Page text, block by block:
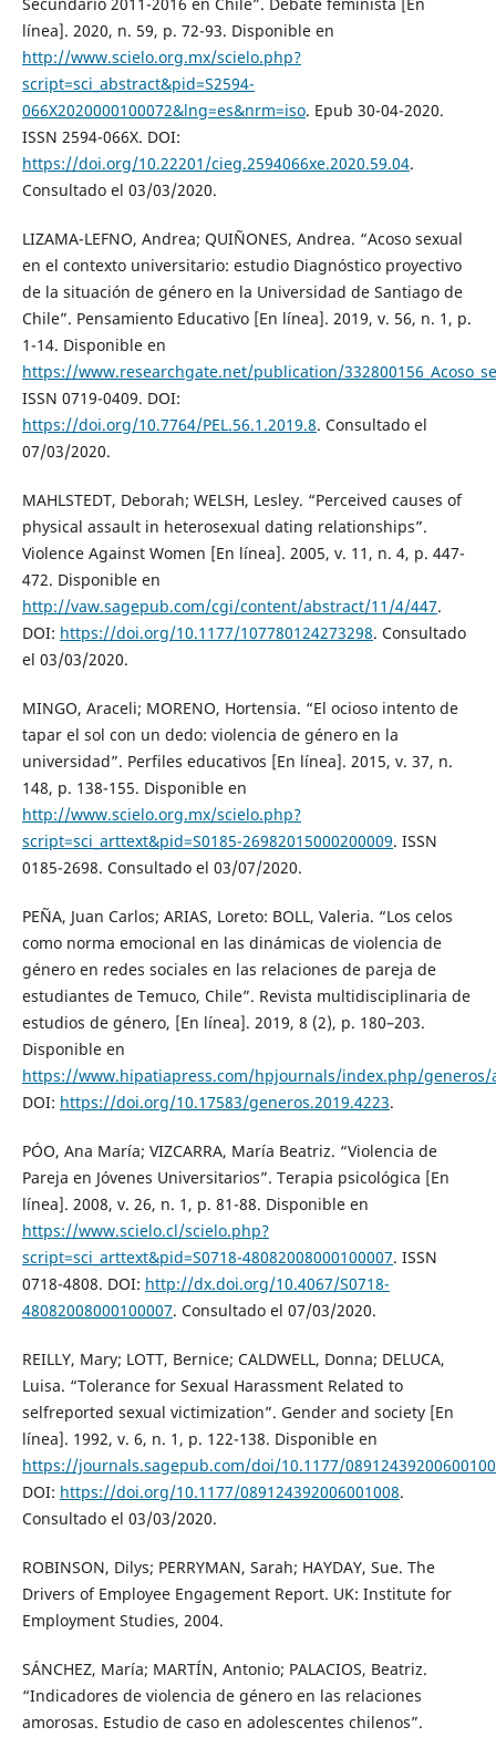
línea]. 2020, n. 59, p. 72-93. Disponible en
http://www.scielo.org.mx/scielo.php?
script=sci_abstract&pid=S2594-
066X2020000100072&lng=es&nrm=iso. Epub 30-04-2020.
ISSN 2594-066X. DOI:
https://doi.org/10.22201/cieg.2594066xe.2020.59.04.
Consultado el 03/03/2020.
LIZAMA-LEFNO, Andrea; QUIÑONES, Andrea. “Acoso sexual
en el contexto universitario: estudio Diagnóstico proyectivo
de la situación de género en la Universidad de Santiago de
Chile”. Pensamiento Educativo [En línea]. 2019, v. 56, n. 1, p.
1-14. Disponible en
https://www.researchgate.net/publication/
ISSN 0719-0409. DOI:
https://doi.org/10.7764/PEL.56.1.2019.8. Consultado el
07/03/2020.
MAHLSTEDT, Deborah; WELSH, Lesley. “Perceived causes of
physical assault in heterosexual dating relationships”.
Violence Against Women [En línea]. 2005, v. 11, n. 4, p. 447-
472. Disponible en
http://vaw.sagepub.com/cgi/content/abstract/11/4/447.
DOI: https://doi.org/10.1177/107780124273298. Consultado
el 03/03/2020.
MINGO, Araceli; MORENO, Hortensia. “El ocioso intento de
tapar el sol con un dedo: violencia de género en la
universidad”. Perfiles educativos [En línea]. 2015, v. 37, n.
148, p. 138-155. Disponible en
http://www.scielo.org.mx/scielo.php?
script=sci_arttext&pid=S0185-26982015000200009. ISSN
0185-2698. Consultado el 03/07/2020.
PEÑA, Juan Carlos; ARIAS, Loreto: BOLL, Valeria. “Los celos
como norma emocional en las dinámicas de violencia de
género en redes sociales en las relaciones de pareja de
estudiantes de Temuco, Chile”. Revista multidisciplinaria de
estudios de género, [En línea]. 2019, 8 (2), p. 180–203.
Disponible en
https://www.hipatiapress.com/hpjournals/index.php/
DOI: https://doi.org/10.17583/generos.2019.4223.
PÓO, Ana María; VIZCARRA, María Beatriz. “Violencia de
Pareja en Jóvenes Universitarios”. Terapia psicológica [En
línea]. 2008, v. 26, n. 1, p. 81-88. Disponible en
https://www.scielo.cl/scielo.php?
script=sci_arttext&pid=S0718-48082008000100007. ISSN
0718-4808. DOI: http://dx.doi.org/10.4067/S0718-
48082008000100007. Consultado el 07/03/2020.
REILLY, Mary; LOTT, Bernice; CALDWELL, Donna; DELUCA,
Luisa. “Tolerance for Sexual Harassment Related to
selfreported sexual victimization”. Gender and society [En
línea]. 1992, v. 6, n. 1, p. 122-138. Disponible en
https://journals.sagepub.com/doi/10.1177/
DOI: https://doi.org/10.1177/089124392006001008.
Consultado el 03/03/2020.
ROBINSON, Dilys; PERRYMAN, Sarah; HAYDAY, Sue. The
Drivers of Employee Engagement Report. UK: Institute for
Employment Studies, 2004.
SÁNCHEZ, María; MARTÍN, Antonio; PALACIOS, Beatriz.
“Indicadores de violencia de género en las relaciones
amorosas. Estudio de caso en adolescentes chilenos”.